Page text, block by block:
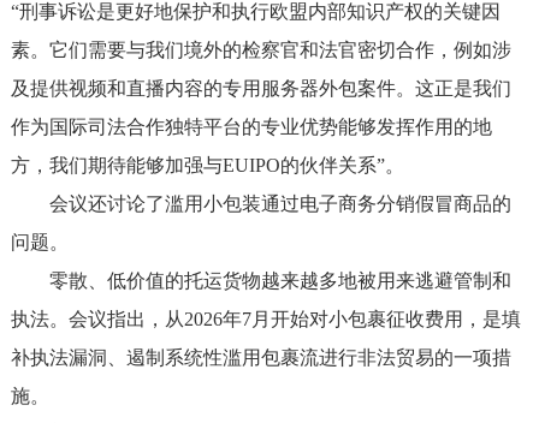
“刑事诉讼是更好地保护和执行欧盟内部知识产权的关键因
素。它们需要与我们境外的检察官和法官密切合作，例如涉
及提供视频和直播内容的专用服务器外包案件。这正是我们
作为国际司法合作独特平台的专业优势能够发挥作用的地
方，我们期待能够加强与EUIPO的伙伴关系”。
会议还讨论了滥用小包装通过电子商务分销假冒商品的
问题。
零散、低价值的托运货物越来越多地被用来逃避管制和
执法。会议指出，从2026年7月开始对小包裹征收费用，是填
补执法漏洞、遏制系统性滥用包裹流进行非法贸易的一项措
施。